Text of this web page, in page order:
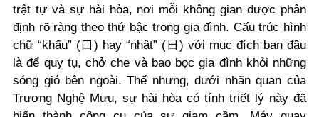
trật tự và sự hài hòa, nơi mỗi không gian được phân
định rõ ràng theo thứ bậc trong gia đình. Cấu trúc hình
chữ “khẩu” (口) hay “nhật” (日) với mục đích ban đầu
là để quy tụ, chở che và bao bọc gia đình khỏi những
sóng gió bên ngoài. Thế nhưng, dưới nhãn quan của
Trương Nghệ Mưu, sự hài hòa có tính triết lý này đã